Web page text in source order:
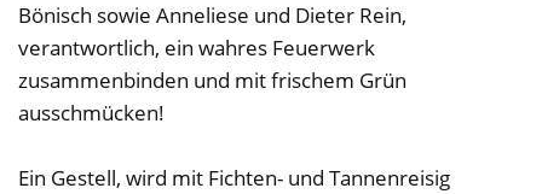
Bönisch sowie Anneliese und Dieter Rein,
verantwortlich, ein wahres Feuerwerk
zusammenbinden und mit frischem Grün
ausschmücken!
Ein Gestell, wird mit Fichten- und Tannenreisig